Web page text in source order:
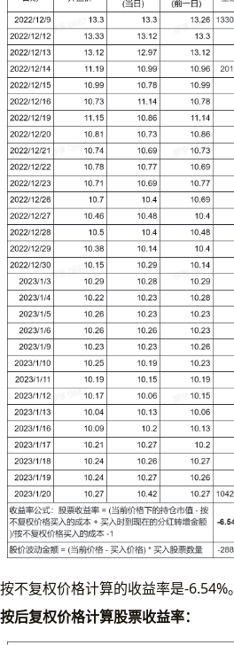
按不复权价格计算的收益率是-6.54%。
按后复权价格计算股票收益率：